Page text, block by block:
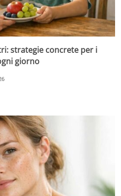
strategie concrete per i
giorno